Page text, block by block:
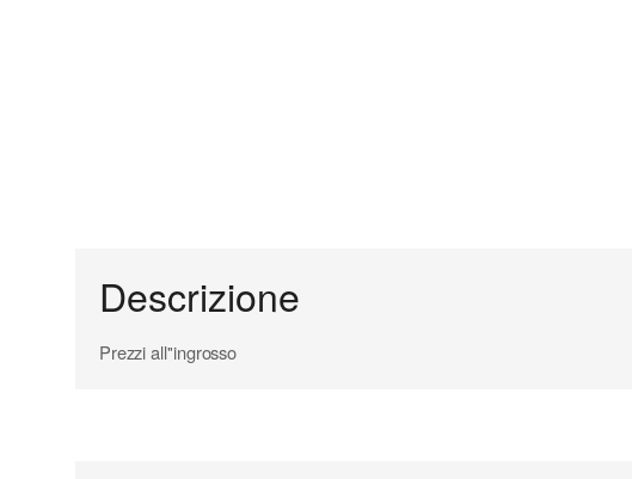
Descrizione
Prezzi all''ingrosso